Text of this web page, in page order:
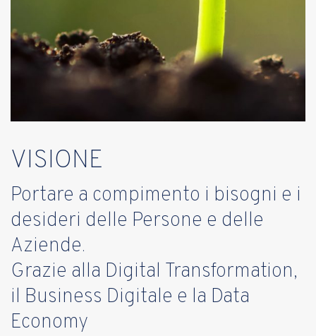
VISIONE
Portare a compimento i bisogni e i
desideri delle Persone e delle
Aziende.
Grazie alla Digital Transformation,
il Business Digitale e la Data
Economy